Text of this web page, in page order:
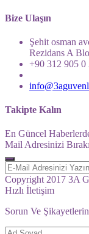
Bize Ulaşın
Şehit osman
Rezidans A
+90 312 905 0
Takipte Kalın
En Güncel
Mail Adresinizi
Copyright 2017 3A
Hızlı İletişim
Sorun Ve